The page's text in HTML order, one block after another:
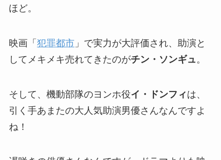
ほど。
映画「 犯罪都市」で実力が大評価され、助演と
してメキメキ売れてきたのがチン・ソンギュ。
そして、機動部隊のヨンホ役イ・ドンフィは、
引く手あまたの大人気助演男優さんなんですよ
ね！